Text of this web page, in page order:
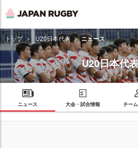
トップ U20日本代表 ニュース
U20日本代
ニュース 大会・試合情報 チー